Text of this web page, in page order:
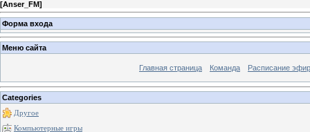
[Anser_FM]
Форма входа
Меню сайта
Главная страница Команда Расписание
Categories
Другое
Компьютерные игры